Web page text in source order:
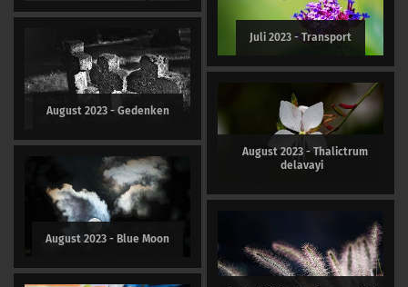
Juli 2023 - Transport
August 2023 - Gedenken
August 2023 - Thalictrum
delavayi
August 2023 - Blue Moon